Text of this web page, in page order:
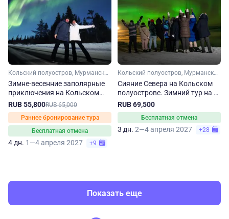
Кольский полуостров, Мурманская область, Арктика
Зимне-весенние заполярные
приключения на Кольском
полуострове
RUB 55,800RUB 65,000
Раннее бронирование тура
Бесплатная отмена
4 дн. 1—4 апреля 2027 +9
Кольский полуостров, Мурманская область, Арктика
Сияние Севера на Кольском
полуострове. Зимний тур на 3
дня
RUB 69,500
Бесплатная отмена
3 дн. 2—4 апреля 2027 +28
Показать еще